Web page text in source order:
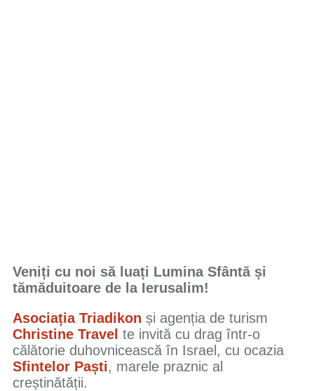
Veniți cu noi să luați Lumina Sfântă și
tămăduitoare de la Ierusalim!
Asociația Triadikon și agenția de turism
Christine Travel te invită cu drag într-o
călătorie duhovnicească în Israel, cu ocazia
Sfintelor Paști, marele praznic al
creștinătății.